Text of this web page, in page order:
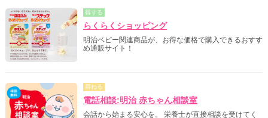
得する
らくらくショッピング
明治ベビー関連商品が、お得な価格で購入できるおすす
め通販サイト！
尋ねる
電話相談:明治 赤ちゃん相談室
会話から始まる安心を。 栄養士が直接相談を受けてく